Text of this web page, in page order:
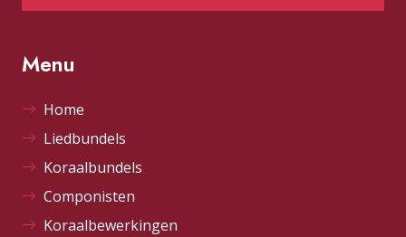
Menu
Home
Liedbundels
Koraalbundels
Componisten
Koraalbewerkingen